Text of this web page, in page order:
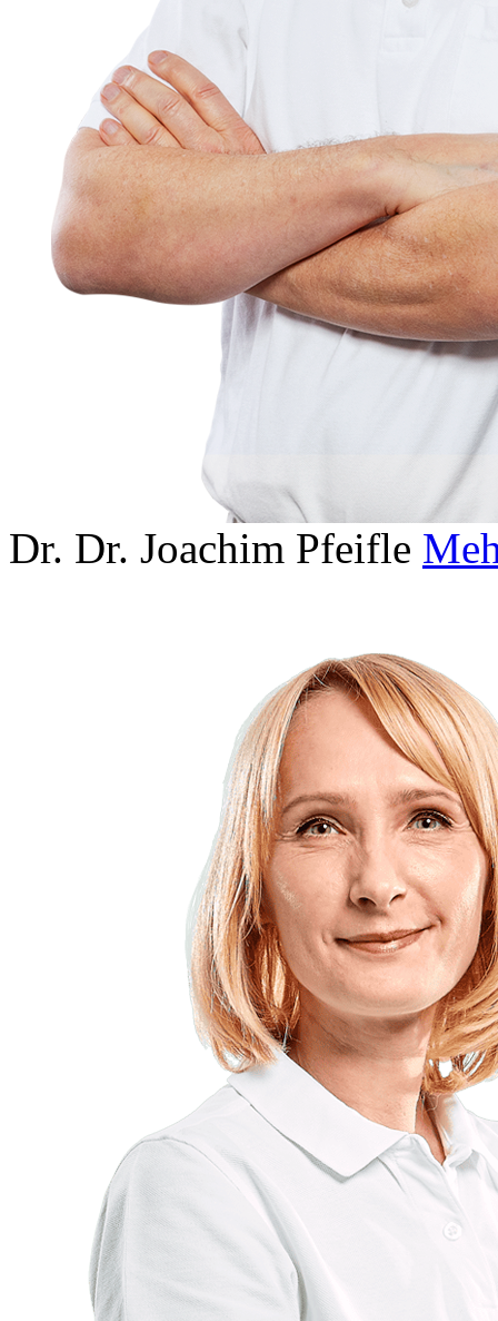
Dr. Dr. Joachim Pfeifle